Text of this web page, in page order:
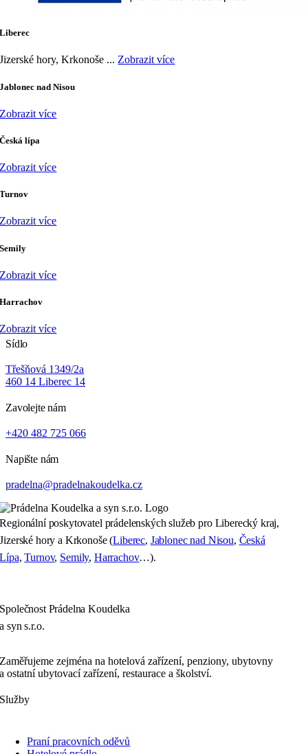
Liberec
Jizerské hory, Krkonoše ... Zobrazit více
Jablonec nad Nisou
Zobrazit více
Česká lípa
Zobrazit více
Turnov
Zobrazit více
Semily
Zobrazit více
Harrachov
Zobrazit více
Sídlo
Třešňová 1349/2a
460 14 Liberec 14
Zavolejte nám
+420 482 725 066
Napište nám
pradelna@pradelnakoudelka.cz
Regionální poskytovatel prádelenských služeb pro Liberecký kraj,
Jizerské hory a Krkonoše (Liberec, Jablonec nad Nisou, Česká
Lípa,Turnov, Semily, Harrachov…).
Společnost Prádelna Koudelka
a syn s.r.o.
Zaměřujeme zejména na hotelová zařízení, penziony, ubytovny
a ostatní ubytovací zařízení, restaurace a školství.
Služby
Praní pracovních oděvů